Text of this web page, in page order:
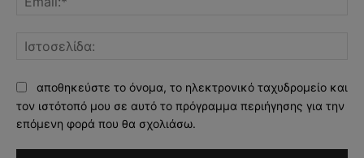
αποθηκεύστε το όνομα, το ηλεκτρονικό ταχυδρομείο και
τον ιστότοπό μου σε αυτό το πρόγραμμα περιήγησης για την
επόμενη φορά που θα σχολιάσω.